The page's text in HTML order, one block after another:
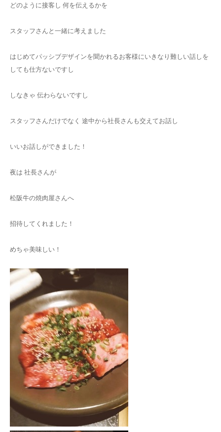
どのように接客し 何を伝えるかを
スタッフさんと一緒に考えました
はじめてパッシブデザインを聞かれるお客様にいきなり難しい話しを
しても仕方ないですし
しなきゃ 伝わらないですし
スタッフさんだけでなく 途中から社長さんも交えてお話し
いいお話しができました！
夜は 社長さんが
松阪牛の焼肉屋さんへ
招待してくれました！
めちゃ美味しい！